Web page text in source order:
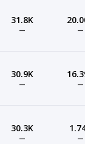
31.8K
— —
30.9K
— —
30.3K
— —